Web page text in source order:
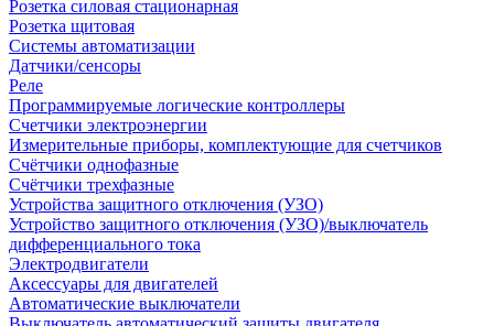
Розетка силовая стационарная
Розетка щитовая
Системы автоматизации
Датчики/сенсоры
Реле
Программируемые логические контроллеры
Счетчики электроэнергии
Измерительные приборы, комплектующие для счетчиков
Счётчики однофазные
Счётчики трехфазные
Устройства защитного отключения (УЗО)
Устройство защитного отключения (УЗО)/выключатель
дифференциального тока
Электродвигатели
Аксессуары для двигателей
Автоматические выключатели